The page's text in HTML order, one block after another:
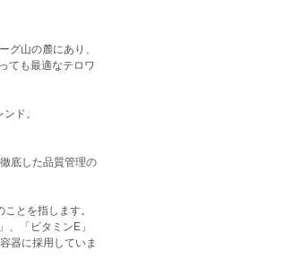
グ山の麓にあり、
ても最適なテロワ
ド。
底した品質管理の
とを指します。
「ビタミンE」
器に採用していま